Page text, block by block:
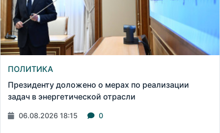
ПОЛИТИКА
Президенту доложено о мерах по реализации
задач в энергетической отрасли
06.08.2026 18:15 0